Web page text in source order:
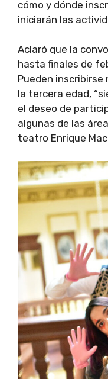
cómo y dónde
iniciarán las
Aclaró que la
hasta finales de
Pueden inscribirse
la tercera edad,
el deseo de
algunas de las
teatro Enrique